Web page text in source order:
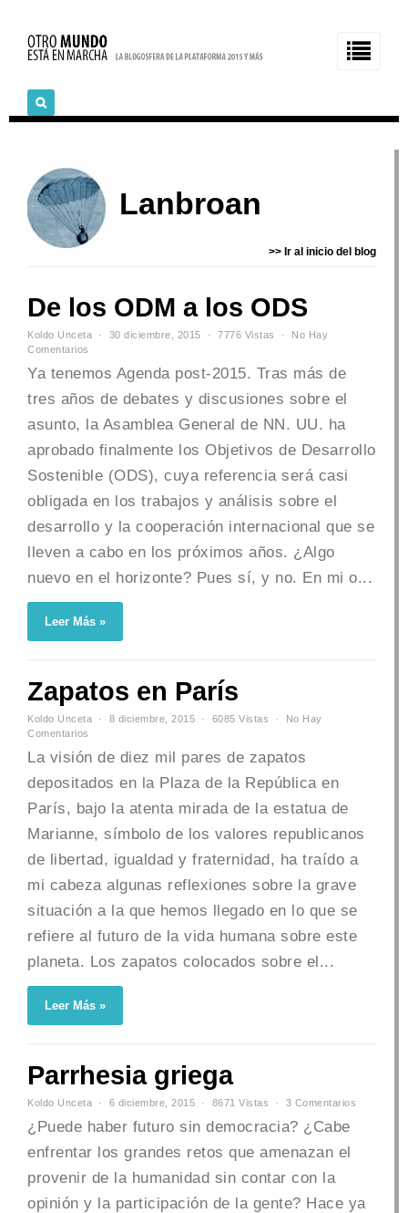
Lanbroan
>> Ir al inicio del blog
De los ODM a los ODS
Koldo Unceta 30 diciembre, 2015 7776 Vistas
No Hay
Comentarios
Ya tenemos Agenda post-2015. Tras más de
tres años de debates y discusiones sobre el
asunto, la Asamblea General de NN. UU. ha
aprobado finalmente los Objetivos de Desarrollo
Sostenible (ODS), cuya referencia será casi
obligada en los trabajos y análisis sobre el
desarrollo y la cooperación internacional que se
lleven a cabo en los próximos años. ¿Algo
nuevo en el horizonte? Pues sí, y no. En mi o...
Leer Más »
Zapatos en París
Koldo Unceta 8 diciembre, 2015 6085 Vistas
No Hay
Comentarios
La visión de diez mil pares de zapatos
depositados en la Plaza de la República en
París, bajo la atenta mirada de la estatua de
Marianne, símbolo de los valores republicanos
de libertad, igualdad y fraternidad, ha traído a
mi cabeza algunas reflexiones sobre la grave
situación a la que hemos llegado en lo que se
refiere al futuro de la vida humana sobre este
planeta. Los zapatos colocados sobre el...
Leer Más »
Parrhesia griega
Koldo Unceta 6 diciembre, 2015 8671 Vistas 3 Comentarios
¿Puede haber futuro sin democracia? ¿Cabe
enfrentar los grandes retos que amenazan el
provenir de la humanidad sin contar con la
opinión y la participación de la gente? Hace ya